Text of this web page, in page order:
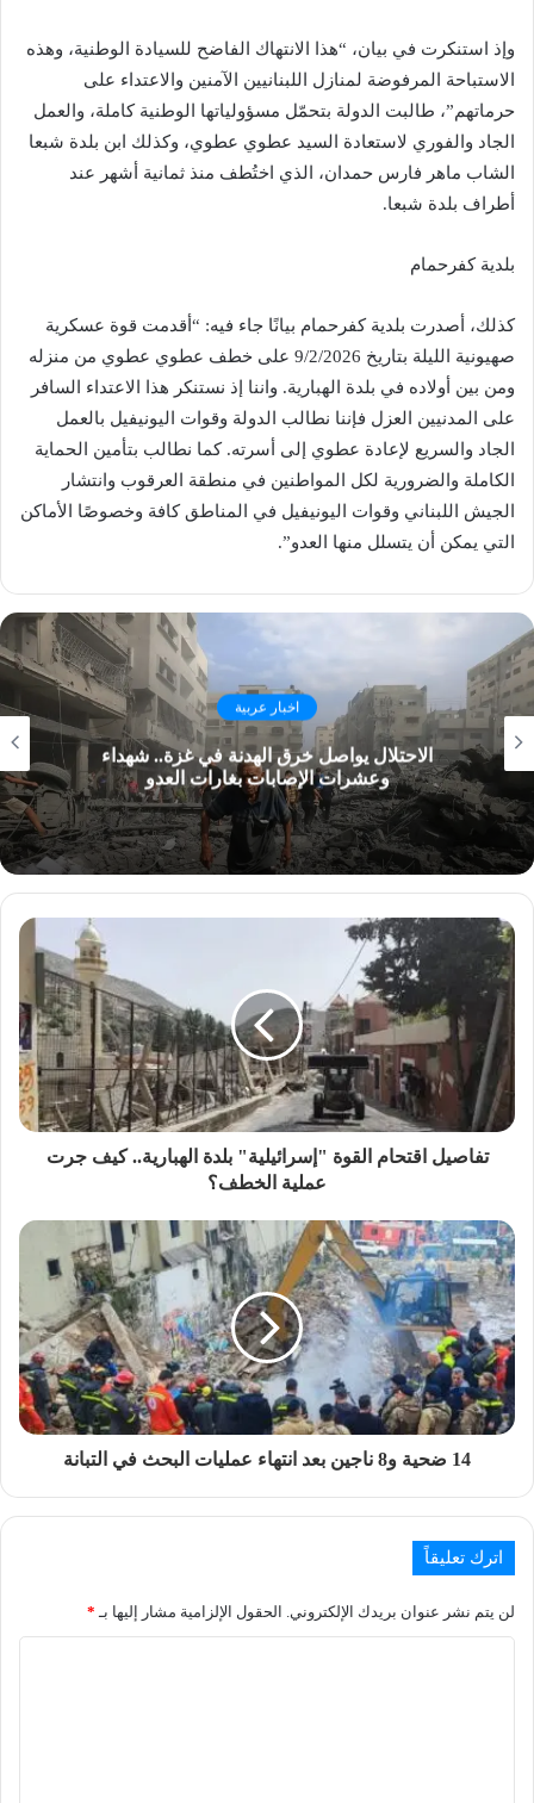
وإذ استنكرت في بيان، “هذا الانتهاك الفاضح للسيادة الوطنية، وهذه
الاستباحة المرفوضة لمنازل اللبنانيين الآمنين والاعتداء على
حرماتهم”، طالبت الدولة بتحمّل مسؤولياتها الوطنية كاملة، والعمل
الجاد والفوري لاستعادة السيد عطوي عطوي، وكذلك ابن بلدة شبعا
الشاب ماهر فارس حمدان، الذي اختُطف منذ ثمانية أشهر عند
أطراف بلدة شبعا.
بلدية كفرحمام
كذلك، أصدرت بلدية كفرحمام بيانًا جاء فيه: “أقدمت قوة عسكرية
صهيونية الليلة بتاريخ 9/2/2026 على خطف عطوي عطوي من منزله
ومن بين أولاده في بلدة الهبارية. واننا إذ نستنكر هذا الاعتداء السافر
على المدنيين العزل فإننا نطالب الدولة وقوات اليونيفيل بالعمل
الجاد والسريع لإعادة عطوي إلى أسرته. كما نطالب بتأمين الحماية
الكاملة والضرورية لكل المواطنين في منطقة العرقوب وانتشار
الجيش اللبناني وقوات اليونيفيل في المناطق كافة وخصوصًا الأماكن
التي يمكن أن يتسلل منها العدو”.
اخبار عربية
الاحتلال يواصل خرق الهدنة في غزة.. شهداء
وعشرات الإصابات بغارات العدو
تفاصيل اقتحام القوة "إسرائيلية" بلدة الهبارية.. كيف جرت
عملية الخطف؟
14 ضحية و8 ناجين بعد انتهاء عمليات البحث في التبانة
اترك تعليقاً
لن يتم نشر عنوان بريدك الإلكتروني. الحقول الإلزامية مشار إليها بـ *